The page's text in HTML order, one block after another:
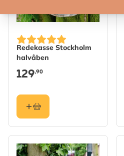
Redekasse Stockholm
halvåben
129,90